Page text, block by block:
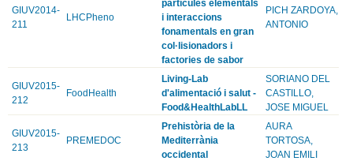
GIUV2014-
211
LHCPheno
partícules elementals
i interaccions
fonamentals en gran
col·lisionadors i
factories de sabor
PICH ZARDOYA,
ANTONIO
GIUV2015-
212
FoodHealth
Living-Lab
d'alimentació i salut -
Food&HealthLabLL
SORIANO DEL
CASTILLO,
JOSE MIGUEL
GIUV2015-
213
PREMEDOC
Prehistòria de la
Mediterrània
occidental
AURA
TORTOSA,
JOAN EMILI